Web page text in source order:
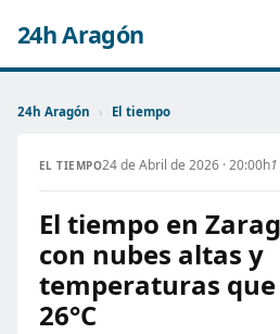
24h Aragón
24h Aragón › El tiempo
EL TIEMPO24 de Abril de 2026 · 20:00h
El tiempo en
con nubes altas y
temperaturas
26°C